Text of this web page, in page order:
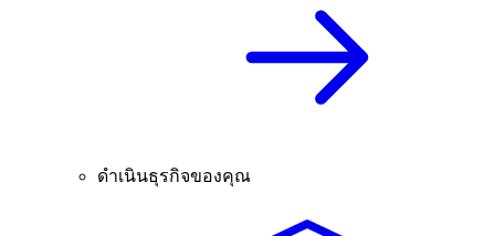
ดำเนินธุรกิจของคุณ